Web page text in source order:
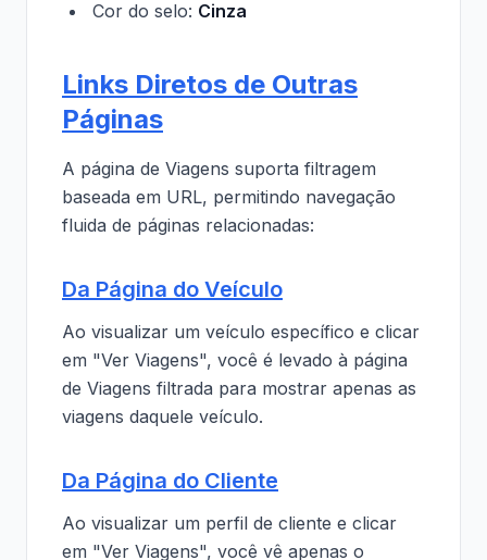
Cor do selo: Cinza
Links Diretos de Outras
Páginas
A página de Viagens suporta filtragem
baseada em URL, permitindo navegação
fluida de páginas relacionadas:
Da Página do Veículo
Ao visualizar um veículo específico e clicar
em "Ver Viagens", você é levado à página
de Viagens filtrada para mostrar apenas as
viagens daquele veículo.
Da Página do Cliente
Ao visualizar um perfil de cliente e clicar
em "Ver Viagens", você vê apenas o